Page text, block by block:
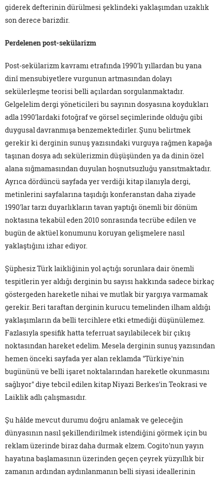
giderek defterinin dürülmesi şeklindeki yaklaşımdan uzaklık
son derece barizdir.
Perdelenen post-sekülarizm
Post-sekülarizm kavramı etrafında 1990'lı yıllardan bu yana
dinî mensubiyetlere vurgunun artmasından dolayı
sekülerleşme teorisi belli açılardan sorgulanmaktadır.
Gelgelelim dergi yöneticileri bu sayının dosyasına koydukları
adla 1990'lardaki fotoğraf ve görsel seçimlerinde olduğu gibi
duygusal davranmışa benzemektedirler. Şunu belirtmek
gerekir ki derginin sunuş yazısındaki vurguya rağmen kapağa
taşınan dosya adı sekülerizmin düşüşünden ya da dinin özel
alana sığmamasından duyulan hoşnutsuzluğu yansıtmaktadır.
Ayrıca dördüncü sayfada yer verdiği kitap ilanıyla dergi,
metinlerini sayfalarına taşıdığı konferanstan daha ziyade
1990'lar tarzı duyarlıkların tavan yaptığı önemli bir dönüm
noktasına tekabül eden 2010 sonrasında tecrübe edilen ve
bugün de aktüel konumunu koruyan gelişmelere nasıl
yaklaştığını izhar ediyor.
Şüphesiz Türk laikliğinin yol açtığı sorunlara dair önemli
tespitlerin yer aldığı derginin bu sayısı hakkında sadece birkaç
göstergeden hareketle nihai ve mutlak bir yargıya varmamak
gerekir. Beri taraftan derginin kurucu temelinden ilham aldığı
yaklaşımların da belli tercihlere etki etmediği düşünülemez.
Fazlasıyla spesifik hatta teferruat sayılabilecek bir çıkış
noktasından hareket edelim. Mesela derginin sunuş yazısından
hemen önceki sayfada yer alan reklamda "Türkiye'nin
bugününü ve belli işaret noktalarından hareketle okunmasını
sağlıyor" diye tebcil edilen kitap Niyazi Berkes'in Teokrasi ve
Laiklik adlı çalışmasıdır.
Şu hâlde mevcut durumu doğru anlamak ve geleceğin
dünyasının nasıl şekillendirilmek istendiğini görmek için bu
reklam üzerinde biraz daha durmak elzem. Cogito'nun yayın
hayatına başlamasının üzerinden geçen çeyrek yüzyıllık bir
zamanın ardından aydınlanmanın belli siyasi ideallerinin